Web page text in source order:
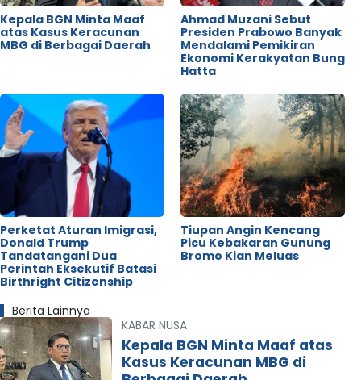
Kepala BGN Minta Maaf
atas Kasus Keracunan
MBG di Berbagai Daerah
Ahmad Muzani Sebut
Presiden Prabowo Banyak
Mendalami Pemikiran
Ekonomi Kerakyatan Bung
Hatta
Perketat Aturan Imigrasi,
Donald Trump
Tandatangani Dua
Perintah Eksekutif Batasi
Birthright Citizenship
Tiupan Angin Kencang
Picu Kebakaran Gunung
Bromo Kian Meluas
Berita Lainnya
KABAR NUSA
Kepala BGN Minta Maaf atas
Kasus Keracunan MBG di